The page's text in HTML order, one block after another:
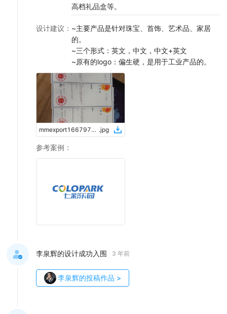
高档礼品盒等。
设计建议 ： ~主要产品是针对珠宝、首饰、艺术品、家居
的。
~三个形式：英文，中文，中文+英文
~原有的logo：偏生硬，是用于工业产品的。
mmexport1667971809503 .jpg
参考案例 ：
李泉辉的设计成功入围 3 年前
李泉辉的投稿作品 >